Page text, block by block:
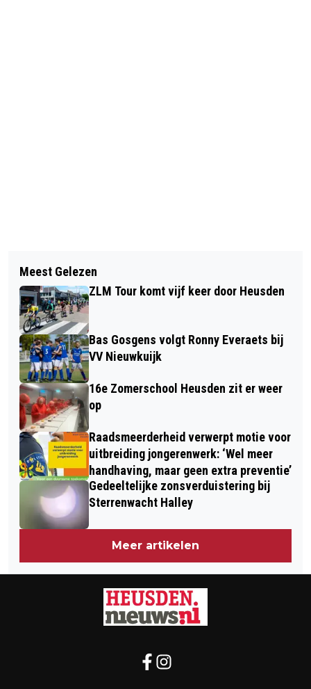
LANDELIJK VUURWERKVERBOD GELDT
TIJDENS KOMENDE JAARWISSELING
ZANGGROEP CHANTEMBLE TREEDT IN
DE TUIN VAN HET GOUVERNEURSHUIS
IN HEUSDEN OP
Meest Gelezen
ZLM Tour komt vijf keer door Heusden
Bas Gosgens volgt Ronny Everaets bij
VV Nieuwkuijk
16e Zomerschool Heusden zit er weer
op
Raadsmeerderheid verwerpt motie voor
uitbreiding jongerenwerk: ‘Wel meer
handhaving, maar geen extra preventie’
Gedeeltelijke zonsverduistering bij
Sterrenwacht Halley
Meer artikelen